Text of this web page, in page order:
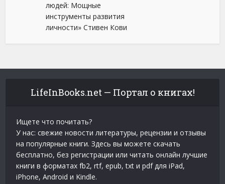
людей: Мощные
инструменты развития
личности» Стивен Кови
LifeInBooks.net — Портал о книгах!
Ищете что почитать?
У нас: свежие новости литературы, рецензии и отзывы
на популярные книги. Здесь вы можете скачать
бесплатно, без регистрации или читать онлайн лучшие
книги в форматах fb2, rtf, epub, txt и pdf для iPad,
iPhone, Android и Kindle.